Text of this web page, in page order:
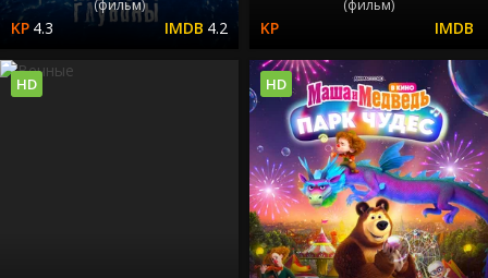
(фильм)
4.3 4.2
(фильм)
HD HD